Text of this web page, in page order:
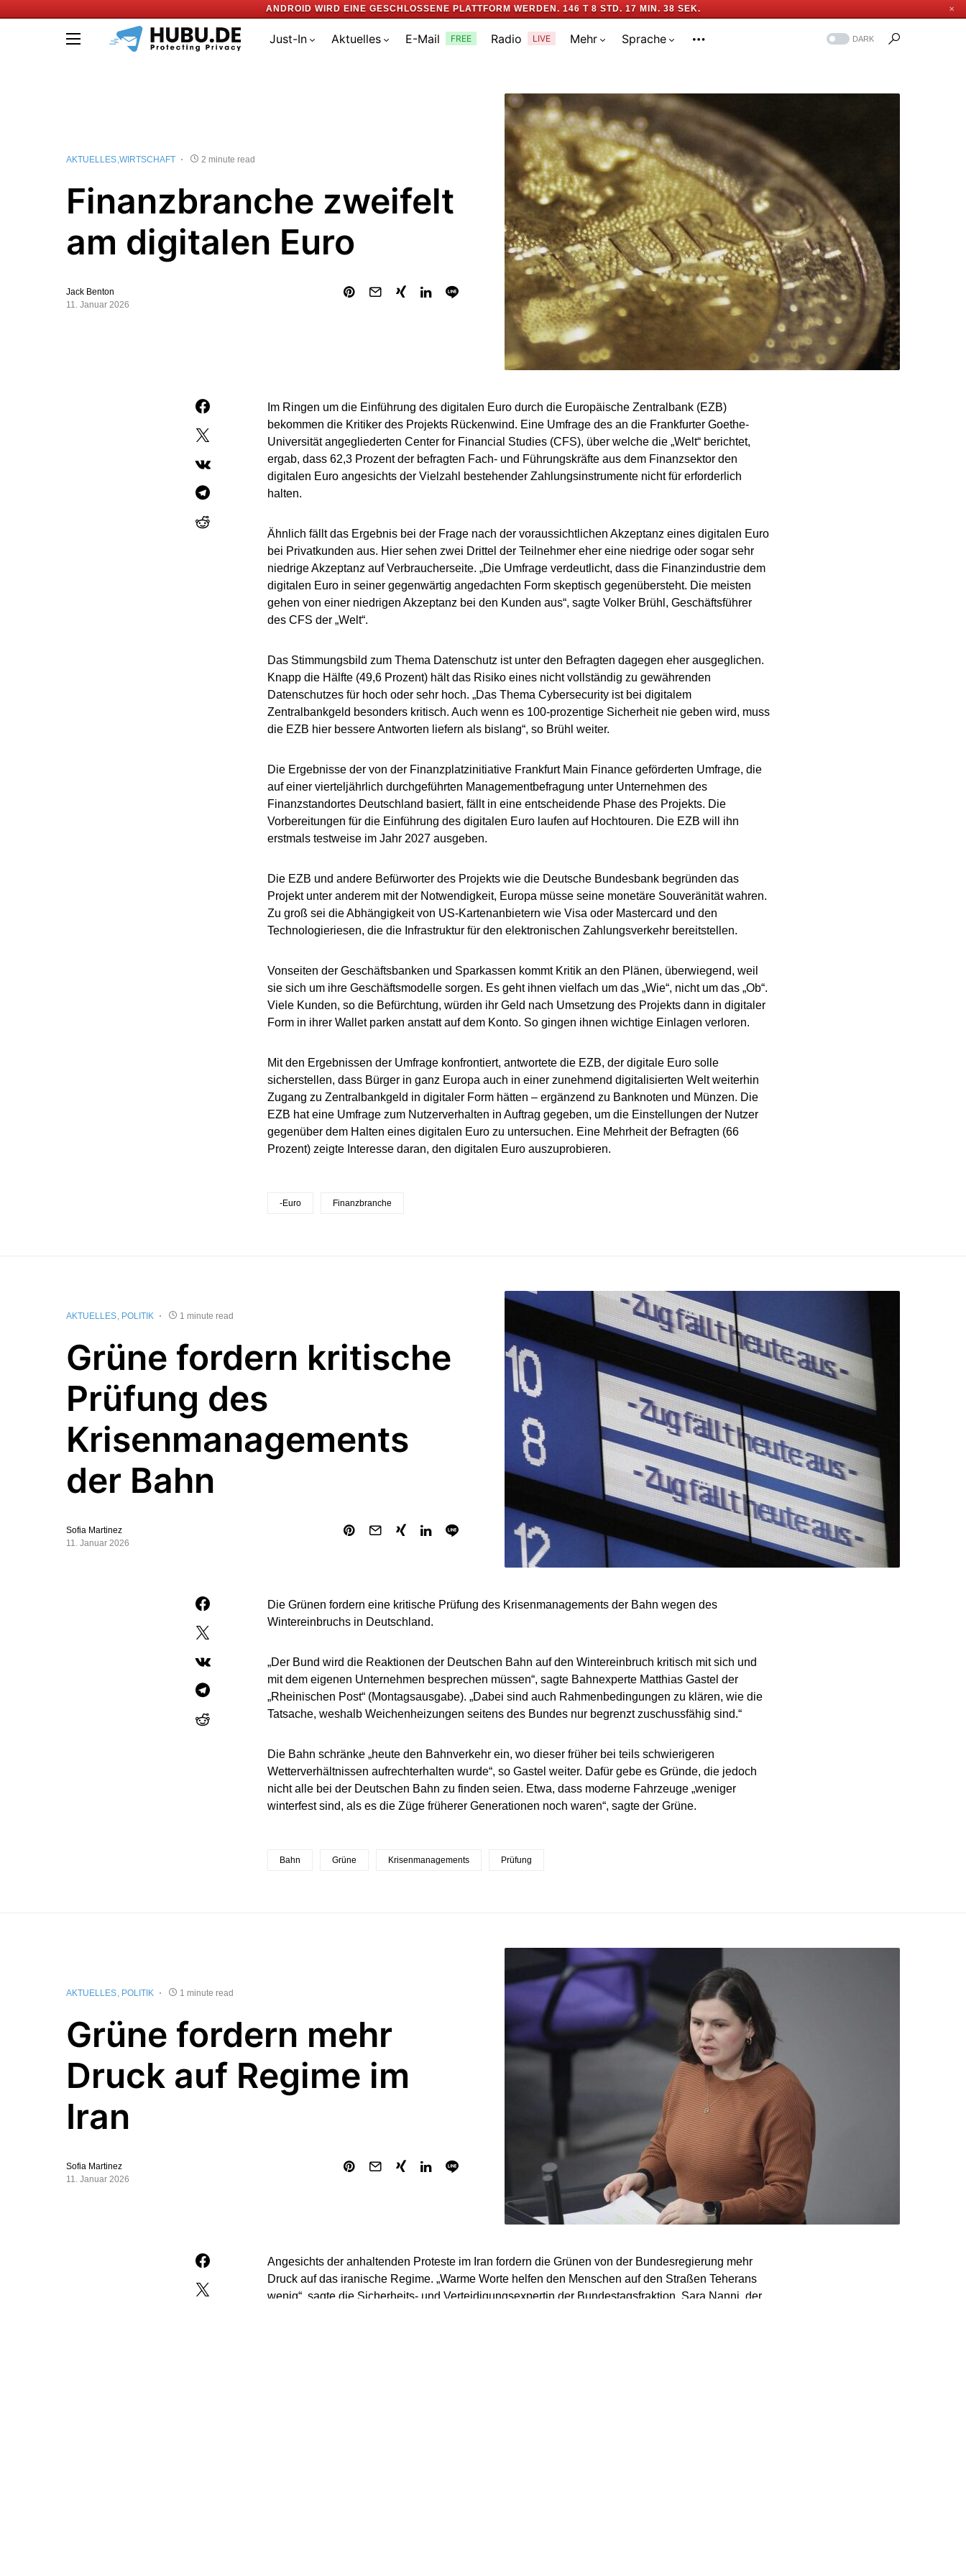
ANDROID WIRD EINE GESCHLOSSENE PLATTFORM WERDEN. 146 T 8 STD. 17 MIN. 37 SEK. ✕
Just-In Aktuelles E-Mail FREE Radio LIVE Mehr Sprache DARK
AKTUELLES WIRTSCHAFT 2 minute read
Finanzbranche zweifelt
am digitalen Euro
Jack Benton
11. Januar 2026
Im Ringen um die Einführung des digitalen Euro durch die Europäische Zentralbank (EZB)
bekommen die Kritiker des Projekts Rückenwind. Eine Umfrage des an die Frankfurter Goethe-
Universität angegliederten Center for Financial Studies (CFS), über welche die „Welt“ berichtet,
ergab, dass 62,3 Prozent der befragten Fach- und Führungskräfte aus dem Finanzsektor den
digitalen Euro angesichts der Vielzahl bestehender Zahlungsinstrumente nicht für erforderlich
halten.
Ähnlich fällt das Ergebnis bei der Frage nach der voraussichtlichen Akzeptanz eines digitalen Euro
bei Privatkunden aus. Hier sehen zwei Drittel der Teilnehmer eher eine niedrige oder sogar sehr
niedrige Akzeptanz auf Verbraucherseite. „Die Umfrage verdeutlicht, dass die Finanzindustrie dem
digitalen Euro in seiner gegenwärtig angedachten Form skeptisch gegenübersteht. Die meisten
gehen von einer niedrigen Akzeptanz bei den Kunden aus“, sagte Volker Brühl, Geschäftsführer
des CFS der „Welt“.
Das Stimmungsbild zum Thema Datenschutz ist unter den Befragten dagegen eher ausgeglichen.
Knapp die Hälfte (49,6 Prozent) hält das Risiko eines nicht vollständig zu gewährenden
Datenschutzes für hoch oder sehr hoch. „Das Thema Cybersecurity ist bei digitalem
Zentralbankgeld besonders kritisch. Auch wenn es 100-prozentige Sicherheit nie geben wird, muss
die EZB hier bessere Antworten liefern als bislang“, so Brühl weiter.
Die Ergebnisse der von der Finanzplatzinitiative Frankfurt Main Finance geförderten Umfrage, die
auf einer vierteljährlich durchgeführten Managementbefragung unter Unternehmen des
Finanzstandortes Deutschland basiert, fällt in eine entscheidende Phase des Projekts. Die
Vorbereitungen für die Einführung des digitalen Euro laufen auf Hochtouren. Die EZB will ihn
erstmals testweise im Jahr 2027 ausgeben.
Die EZB und andere Befürworter des Projekts wie die Deutsche Bundesbank begründen das
Projekt unter anderem mit der Notwendigkeit, Europa müsse seine monetäre Souveränität wahren.
Zu groß sei die Abhängigkeit von US-Kartenanbietern wie Visa oder Mastercard und den
Technologieriesen, die die Infrastruktur für den elektronischen Zahlungsverkehr bereitstellen.
Vonseiten der Geschäftsbanken und Sparkassen kommt Kritik an den Plänen, überwiegend, weil
sie sich um ihre Geschäftsmodelle sorgen. Es geht ihnen vielfach um das „Wie“, nicht um das „Ob“.
Viele Kunden, so die Befürchtung, würden ihr Geld nach Umsetzung des Projekts dann in digitaler
Form in ihrer Wallet parken anstatt auf dem Konto. So gingen ihnen wichtige Einlagen verloren.
Mit den Ergebnissen der Umfrage konfrontiert, antwortete die EZB, der digitale Euro solle
sicherstellen, dass Bürger in ganz Europa auch in einer zunehmend digitalisierten Welt weiterhin
Zugang zu Zentralbankgeld in digitaler Form hätten – ergänzend zu Banknoten und Münzen. Die
EZB hat eine Umfrage zum Nutzerverhalten in Auftrag gegeben, um die Einstellungen der Nutzer
gegenüber dem Halten eines digitalen Euro zu untersuchen. Eine Mehrheit der Befragten (66
Prozent) zeigte Interesse daran, den digitalen Euro auszuprobieren.
-Euro Finanzbranche
AKTUELLES POLITIK 1 minute read
Grüne fordern kritische
Prüfung des
Krisenmanagements
der Bahn
Sofia Martinez
11. Januar 2026
Die Grünen fordern eine kritische Prüfung des Krisenmanagements der Bahn wegen des
Wintereinbruchs in Deutschland.
„Der Bund wird die Reaktionen der Deutschen Bahn auf den Wintereinbruch kritisch mit sich und
mit dem eigenen Unternehmen besprechen müssen“, sagte Bahnexperte Matthias Gastel der
„Rheinischen Post“ (Montagsausgabe). „Dabei sind auch Rahmenbedingungen zu klären, wie die
Tatsache, weshalb Weichenheizungen seitens des Bundes nur begrenzt zuschussfähig sind.“
Die Bahn schränke „heute den Bahnverkehr ein, wo dieser früher bei teils schwierigeren
Wetterverhältnissen aufrechterhalten wurde“, so Gastel weiter. Dafür gebe es Gründe, die jedoch
nicht alle bei der Deutschen Bahn zu finden seien. Etwa, dass moderne Fahrzeuge „weniger
winterfest sind, als es die Züge früherer Generationen noch waren“, sagte der Grüne.
Bahn Grüne Krisenmanagements Prüfung
AKTUELLES POLITIK 1 minute read
Grüne fordern mehr
Druck auf Regime im
Iran
Sofia Martinez
11. Januar 2026
Angesichts der anhaltenden Proteste im Iran fordern die Grünen von der Bundesregierung mehr
Druck auf das iranische Regime. „Warme Worte helfen den Menschen auf den Straßen Teherans
wenig“, sagte die Sicherheits- und Verteidigungsexpertin der Bundestagsfraktion, Sara Nanni, der